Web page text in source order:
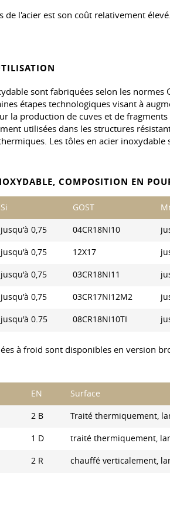
de l'acier est son coût relativement
sont fabriquées selon les
étapes technologiques visant à
la production de cuves et de
utilisées dans les structures
Les tôles en acier
COMPOSITION EN
Si GOST
jusqu'à 0,75 04CR18NI10
jusqu'à 0,75 12Х17
jusqu'à 0,75 03CR18NI11
jusqu'à 0,75 03CR17NI12M2
jusqu'à 0.75 08CR18NI10TI
à froid sont disponibles en version
EN Surface
2 B Traité thermiquement,
1 D traité thermiquement,
2 R chauffé verticalement,